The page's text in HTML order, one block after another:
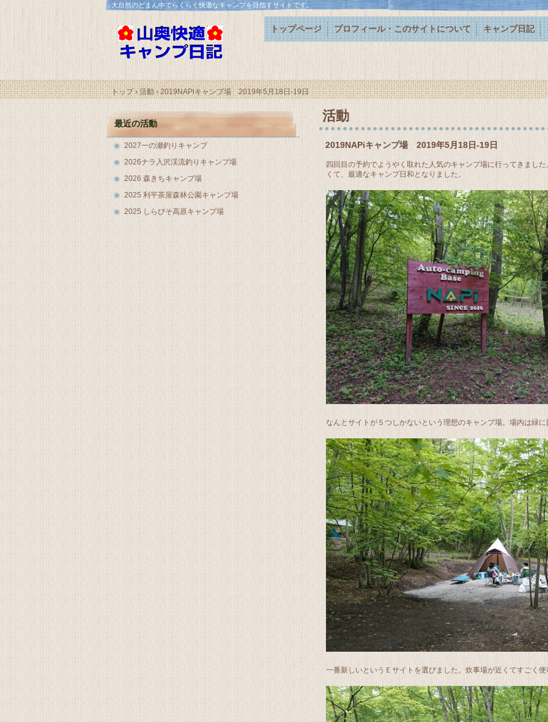
大自然のどまん中でらくらく快適なキャンプを目指すサイトです。
トップページ プロフィール・このサイトについて キャンプ日記
トップ›活動›2019NAPiキャンプ場 2019年5月18日-19日
活動
2019NAPiキャンプ場 2019年5月18日-19日
四回目の予約でようやく取れた人気のキャンプ場に行ってきまし
くて、最適なキャンプ日和となりました。
なんとサイトが５つしかないという理想のキャンプ場。場内は緑
一番新しいというＥサイトを選びました。炊事場が近くてすごく便
最近の活動
2027一の瀬釣りキャンプ
2026ナラ入沢渓流釣りキャンプ場
2026 森きちキャンプ場
2025 利平茶屋森林公園キャンプ場
2025 しらびそ高原キャンプ場